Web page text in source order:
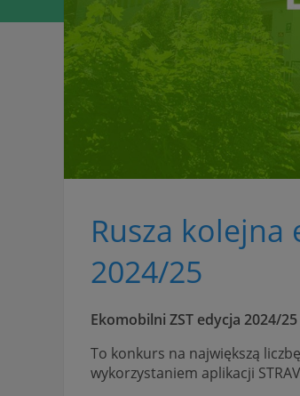
Rusza
2024/25
Ekomobilni ZST edycja 2024/25
To konkurs na największą
wykorzystaniem aplikacji